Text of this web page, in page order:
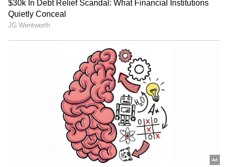
ನಿರ್ಧರಿಸಿದ ಬಿಡಿಎ ಅಧ್ಯಕ್ಷ ಎಸ್‌.ಆರ್‌.ವಿಶ್ವನಾಥ್‌ ಮತ್ತು
ಆಯುಕ್ತ ರಾಜೇಶ್‌ಗೌಡ ಅವರಿಗೆ ವಹ್ನಿಕುಲ ಕ್ಷತ್ರಿಯ ಸಮಾಜದ
ಮುಖಂಡರು ಸನ್ಮಾನಿಸಿದರು.
ಈ ಸಂದರ್ಭದಲ್ಲಿ ವಿಧಾನಪರಿಷತ್‌ ಸದಸ್ಯ ಪಿ.ಆರ್‌.ರಮೇಶ್‌,
ತಿಗಳರ ಸಂಘದ ಸುಬ್ಬಣ್ಣ, ಲಕ್ಷ್ಮಣ್‌, ಲೋಕೇಶ್‌.
ಕೃಷ್ಣಮೂರ್ತಿ, ಯಾದಗಿರಿ ರಾಮಚಂದ್ರ, ಸುರೇಶ್‌, ಜಯರಾಜ್‌
ಮೊದಲಾದವರು ಇದ್ದರು.